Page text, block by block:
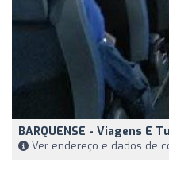
BARQUENSE - Viagens E
Ver endereço e dados de